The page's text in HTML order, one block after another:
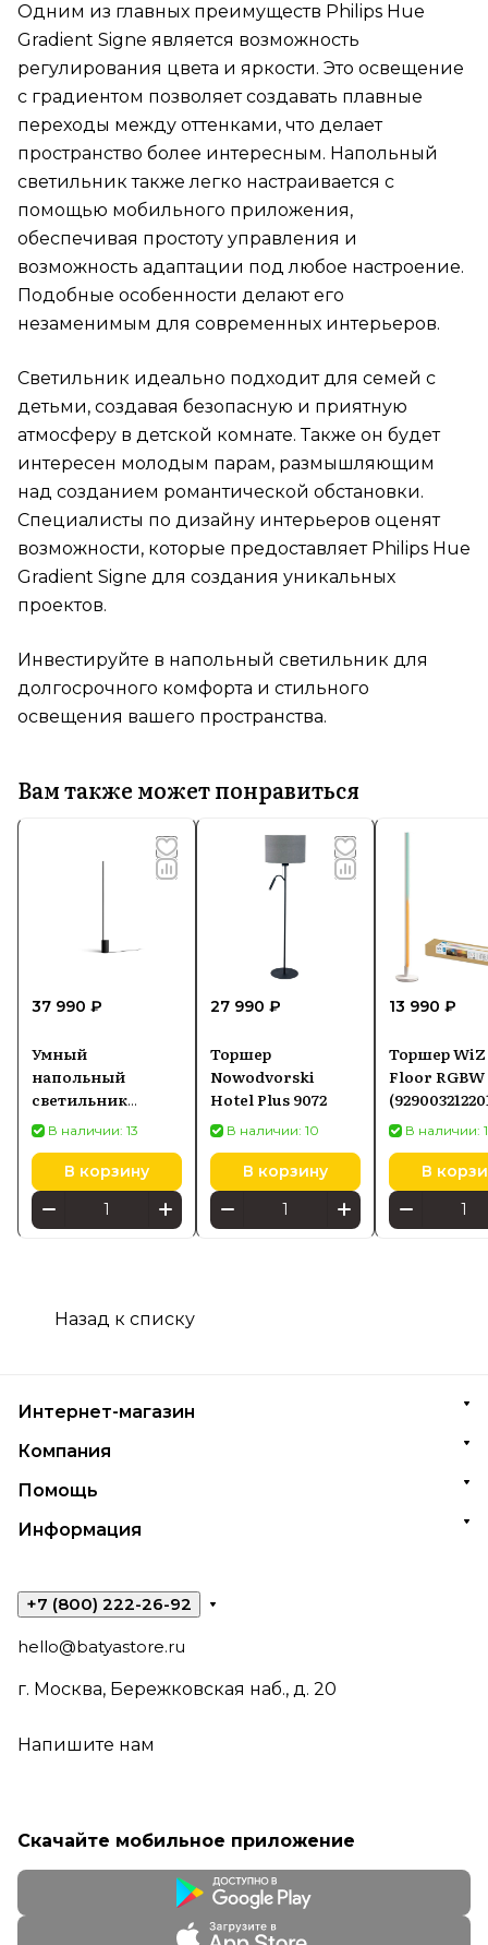
Одним из главных преимуществ Philips Hue
Gradient Signe является возможность
регулирования цвета и яркости. Это освещение
с градиентом позволяет создавать плавные
переходы между оттенками, что делает
пространство более интересным. Напольный
светильник также легко настраивается с
помощью мобильного приложения,
обеспечивая простоту управления и
возможность адаптации под любое настроение.
Подобные особенности делают его
незаменимым для современных интерьеров.
Светильник идеально подходит для семей с
детьми, создавая безопасную и приятную
атмосферу в детской комнате. Также он будет
интересен молодым парам, размышляющим
над созданием романтической обстановки.
Специалисты по дизайну интерьеров оценят
возможности, которые предоставляет Philips Hue
Gradient Signe для создания уникальных
проектов.
Инвестируйте в напольный светильник для
долгосрочного комфорта и стильного
освещения вашего пространства.
Вам также может понравиться
37 990 ₽
Умный
напольный
светильник
Philips Hue
Gradient Signe
Bluetooth 2550 lm
черный
(915005987201)
В наличии: 13
В корзину
27 990 ₽
Торшер
Nowodvorski
Hotel Plus 9072
В наличии: 10
В корзину
13 990 ₽
Торшер WiZ
Floor
В наличии:
В
Назад к списку
Интернет-магазин
Компания
Помощь
Информация
+7 (800) 222-26-92
hello@batyastore.ru
г. Москва, Бережковская наб., д. 20
Напишите нам
Скачайте мобильное приложение